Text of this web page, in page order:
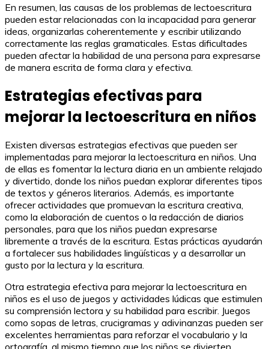
En resumen, las causas de los problemas de lectoescritura
pueden estar relacionadas con la incapacidad para generar
ideas, organizarlas coherentemente y escribir utilizando
correctamente las reglas gramaticales. Estas dificultades
pueden afectar la habilidad de una persona para expresarse
de manera escrita de forma clara y efectiva.
Estrategias efectivas para
mejorar la lectoescritura en niños
Existen diversas estrategias efectivas que pueden ser
implementadas para mejorar la lectoescritura en niños. Una
de ellas es fomentar la lectura diaria en un ambiente relajado
y divertido, donde los niños puedan explorar diferentes tipos
de textos y géneros literarios. Además, es importante
ofrecer actividades que promuevan la escritura creativa,
como la elaboración de cuentos o la redacción de diarios
personales, para que los niños puedan expresarse
libremente a través de la escritura. Estas prácticas ayudarán
a fortalecer sus habilidades lingüísticas y a desarrollar un
gusto por la lectura y la escritura.
Otra estrategia efectiva para mejorar la lectoescritura en
niños es el uso de juegos y actividades lúdicas que estimulen
su comprensión lectora y su habilidad para escribir. Juegos
como sopas de letras, crucigramas y adivinanzas pueden ser
excelentes herramientas para reforzar el vocabulario y la